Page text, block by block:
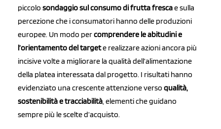
piccolo sondaggio sul consumo di frutta frescae sulla
percezione che i consumatori hanno delle produzioni
europee. Un modo percomprendere le abitudini e
l’orientamento del targete realizzare azioni ancora più
incisive volte a migliorare la qualità dell’alimentazione
della platea interessata dal progetto. I risultati hanno
evidenziato una crescente attenzione verso qualità,
sostenibilità e tracciabilità , elementi che guidano
sempre più le scelte d’acquisto.